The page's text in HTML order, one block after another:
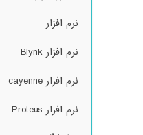
نرم افزار
نرم افزار Blynk
نرم افزار cayenne
نرم افزار Proteus